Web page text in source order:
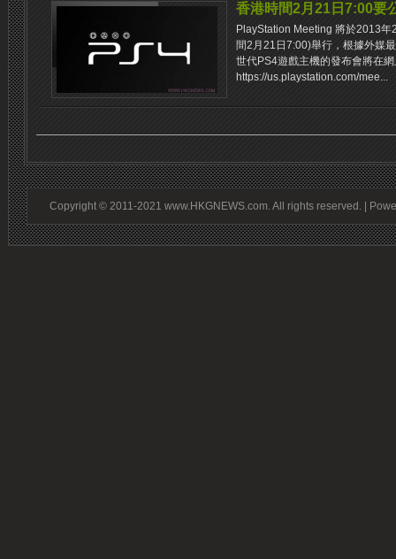
香港時間2月21日7:00要
PlayStation Meeting 將於2013
間2月21日7:00)舉行，根據外媒
世代PS4遊戲主機的發布會將在
https://us.playstation.com/mee...
Copyright © 2011-2021 www.HKGNEWS.com. All rights reserved. |